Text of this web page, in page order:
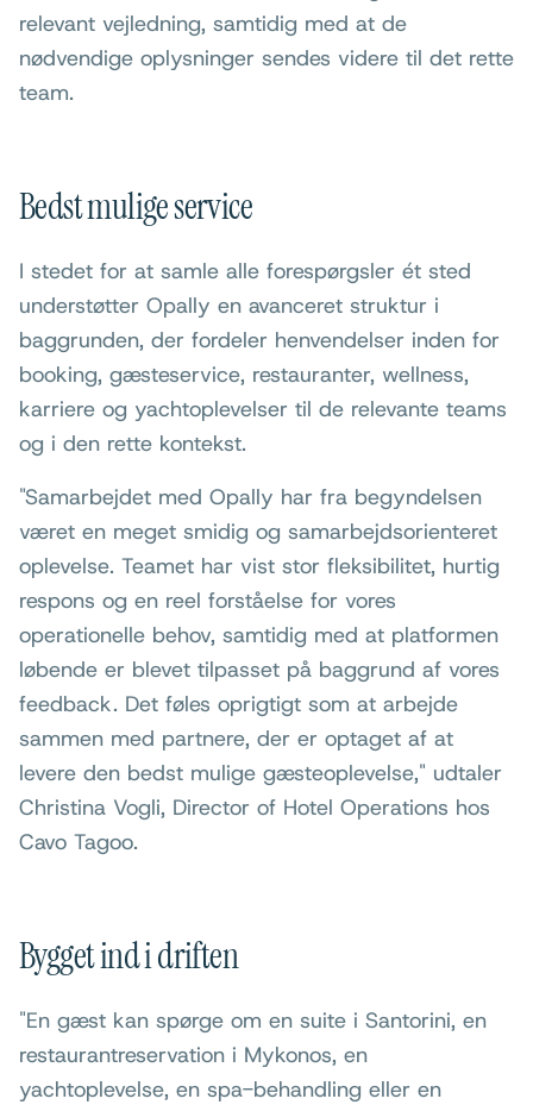
relevant vejledning, samtidig med at de
nødvendige oplysninger sendes videre til det rette
team.
Bedst mulige service
I stedet for at samle alle forespørgsler ét sted
understøtter Opally en avanceret struktur i
baggrunden, der fordeler henvendelser inden for
booking, gæsteservice, restauranter, wellness,
karriere og yachtoplevelser til de relevante teams
og i den rette kontekst.
"Samarbejdet med Opally har fra begyndelsen
været en meget smidig og samarbejdsorienteret
oplevelse. Teamet har vist stor fleksibilitet, hurtig
respons og en reel forståelse for vores
operationelle behov, samtidig med at platformen
løbende er blevet tilpasset på baggrund af vores
feedback. Det føles oprigtigt som at arbejde
sammen med partnere, der er optaget af at
levere den bedst mulige gæsteoplevelse," udtaler
Christina Vogli, Director of Hotel Operations hos
Cavo Tagoo.
Bygget ind i driften
"En gæst kan spørge om en suite i Santorini, en
restaurantreservation i Mykonos, en
yachtoplevelse, en spa-behandling eller en